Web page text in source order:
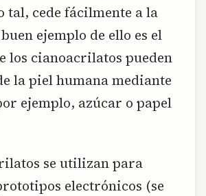
tal, cede fácilmente a la
ejemplo de ello es el
los cianoacrilatos pueden
la piel humana mediante
ejemplo, azúcar o papel
se utilizan para
electrónicos (se